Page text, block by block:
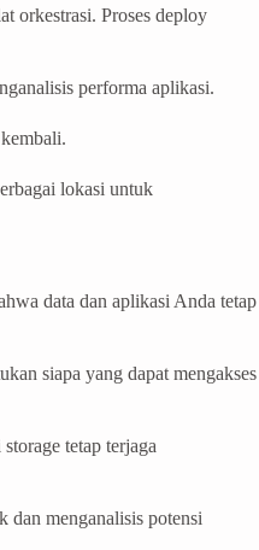
orkestrasi. Proses deploy
performa aplikasi.
lokasi untuk
data dan aplikasi Anda tetap
siapa yang dapat mengakses
tetap terjaga
dan menganalisis potensi